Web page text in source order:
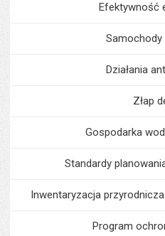
Efektywność
Samochody
Działania
Złap
Gospodarka
Standardy
Inwentaryzacja
Program